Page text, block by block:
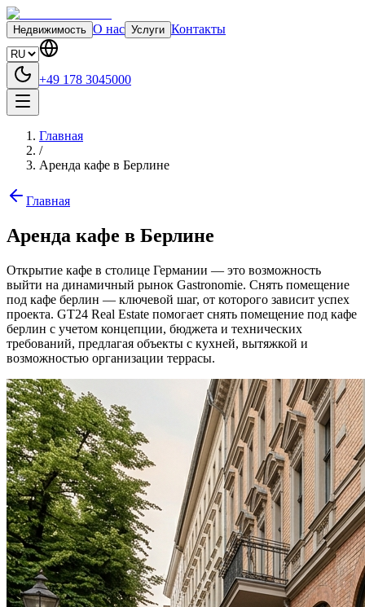
Недвижимость О нас Услуги Контакты
+49 178 3045000
Главная
/
Аренда кафе в Берлине
Главная
Аренда кафе в Берлине
Открытие кафе в столице Германии — это возможность
выйти на динамичный рынок Gastronomie. Снять помещение
под кафе берлин — ключевой шаг, от которого зависит успех
проекта. GT24 Real Estate помогает снять помещение под кафе
берлин с учетом концепции, бюджета и технических
требований, предлагая объекты с кухней, вытяжкой и
возможностью организации террасы.